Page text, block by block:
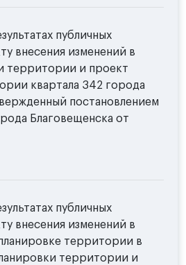
публичных
внесения изменений в
территории и проект
квартала 342 города
постановлением
Благовещенска от
публичных
внесения изменений в
территории в
территории и